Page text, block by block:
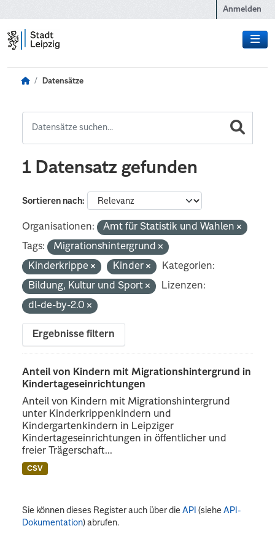
Anmelden
Datensätze
1 Datensatz gefunden
Sortieren nach
Organisationen:
Amt für Statistik und Wahlen
Tags:
Migrationshintergrund
Kinderkrippe
Kinder
Kategorien:
Bildung, Kultur und Sport
Lizenzen:
dl-de-by-2.0
Ergebnisse filtern
Anteil von Kindern mit Migrationshintergrund in
Kindertageseinrichtungen
Anteil von Kindern mit Migrationshintergrund
unter Kinderkrippenkindern und
Kindergartenkindern in Leipziger
Kindertageseinrichtungen in öffentlicher und
freier Trägerschaft...
CSV
Sie können dieses Register auch über dieAPI (sieheAPI-
Dokumentation) abrufen.